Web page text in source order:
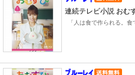
連続テレビ小説 おむ
「人は食で作られる。食